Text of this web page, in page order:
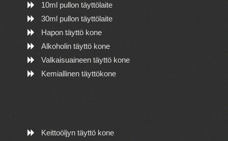
10ml pullon täyttölaite
30ml pullon täyttölaite
Hapon täyttö kone
Alkoholin täyttö kone
Valkaisuaineen täyttö kone
Kemiallinen täyttökone
Keittoöljyn täyttö kone